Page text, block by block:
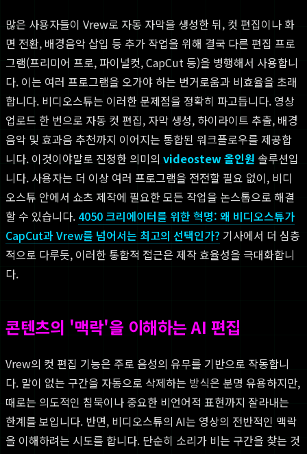
많은 사용자들이 Vrew로 자동 자막을 생성한 뒤, 컷 편집이나 화
면 전환, 배경음악 삽입 등 추가 작업을 위해 결국 다른 편집 프로
그램(프리미어 프로, 파이널컷, CapCut 등)을 병행해서 사용합니
다. 이는 여러 프로그램을 오가야 하는 번거로움과 비효율을 초래
합니다. 비디오스튜는 이러한 문제점을 정확히 파고듭니다. 영상
업로드 한 번으로 자동 컷 편집, 자막 생성, 하이라이트 추출, 배경
음악 및 효과음 추천까지 이어지는 통합된 워크플로우를 제공합
니다. 이것이야말로 진정한 의미의 videostew 올인원 솔루션입
니다. 사용자는 더 이상 여러 프로그램을 전전할 필요 없이, 비디
오스튜 안에서 쇼츠 제작에 필요한 모든 작업을 논스톱으로 해결
할 수 있습니다. 4050 크리에이터를 위한 혁명: 왜 비디오스튜가
CapCut과 Vrew를 넘어서는 최고의 선택인가? 기사에서 더 심층
적으로 다루듯, 이러한 통합적 접근은 제작 효율성을 극대화합니
다.
콘텐츠의 '맥락'을 이해하는 AI 편집
Vrew의 컷 편집 기능은 주로 음성의 유무를 기반으로 작동합니
다. 말이 없는 구간을 자동으로 삭제하는 방식은 분명 유용하지만,
때로는 의도적인 침묵이나 중요한 비언어적 표현까지 잘라내는
한계를 보입니다. 반면, 비디오스튜의 AI는 영상의 전반적인 맥락
을 이해하려는 시도를 합니다. 단순히 소리가 비는 구간을 찾는 것